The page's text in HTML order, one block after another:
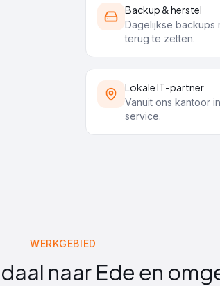
Backup & herstel
Dagelijkse backups
terug te zetten.
Lokale IT-partner
Vanuit ons kantoor
service.
WERKGEBIED
naar Ede en